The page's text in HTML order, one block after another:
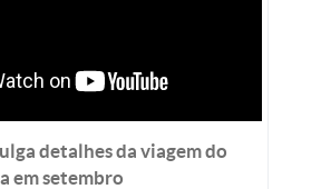
detalhes da viagem do
em setembro